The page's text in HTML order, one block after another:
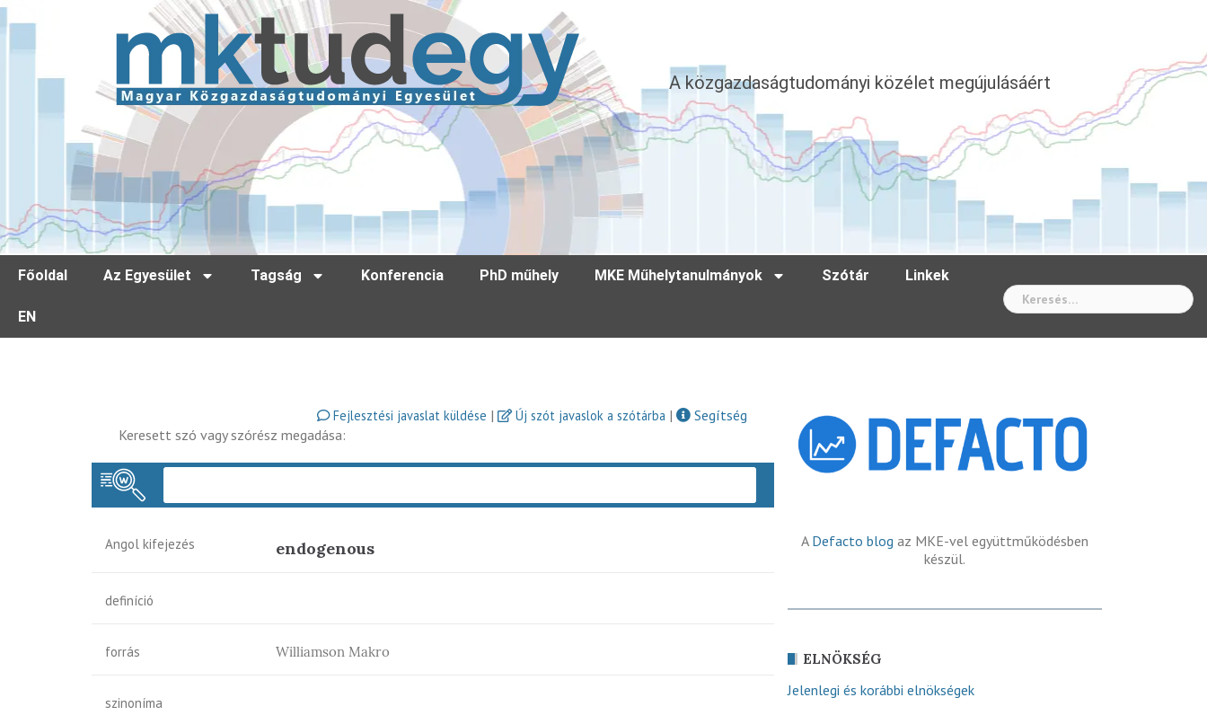
A közgazdaságtudományi közélet megújulásáért
Főoldal Az Egyesület Tagság Konferencia PhD műhely MKE Műhelytanulmányok Szótár Linkek
EN
Fejlesztési javaslat küldése | Új szót javaslok a szótárba |
Segítség
Keresett szó vagy szórész megadása:
Angol kifejezés endogenous
definíció
forrás Williamson Makro
szinoníma
A Defacto blog az MKE-vel együttműködésben
készül.
ELNÖKSÉG
Jelenlegi és korábbi elnökségek